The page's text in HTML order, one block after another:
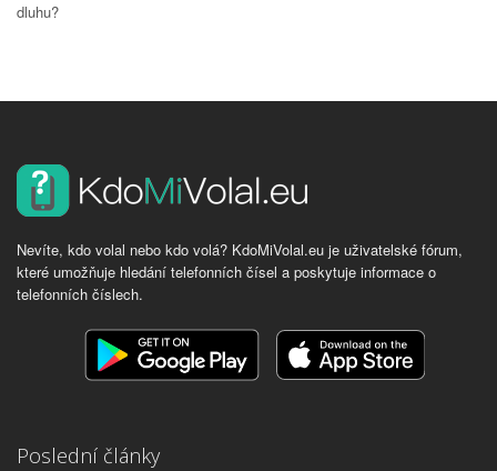
dluhu?
Nevíte, kdo volal nebo kdo volá? KdoMiVolal.eu je uživatelské fórum,
které umožňuje hledání telefonních čísel a poskytuje informace o
telefonních číslech.
Poslední články